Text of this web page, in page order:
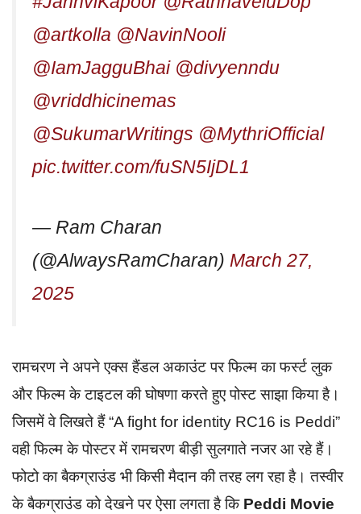
@artkolla @NavinNooli
@IamJagguBhai @divyenndu
@vriddhicinemas
@SukumarWritings @MythriOfficial
pic.twitter.com/fuSN5IjDL1
— Ram Charan
(@AlwaysRamCharan) March 27,
2025
रामचरण ने अपने एक्स हैंडल अकाउंट पर फिल्म का फर्स्ट लुक
और फिल्म के टाइटल की घोषणा करते हुए पोस्ट साझा किया है।
जिसमें वे लिखते हैं “A fight for identity RC16 is Peddi”
वही फिल्म के पोस्टर में रामचरण बीड़ी सुलगाते नजर आ रहे हैं।
फोटो का बैकग्राउंड भी किसी मैदान की तरह लग रहा है। तस्वीर
के बैकग्राउंड को देखने पर ऐसा लगता है कि Peddi Movie